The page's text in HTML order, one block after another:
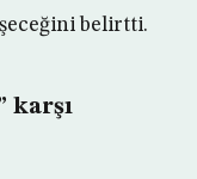
belirtti.
karşı